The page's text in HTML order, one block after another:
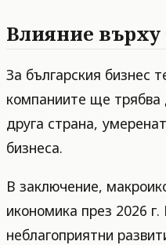
Влияние върху
За българския бизнес
компаниите ще трябва
друга страна,
бизнеса.
В заключение,
икономика през 2026
неблагоприятни